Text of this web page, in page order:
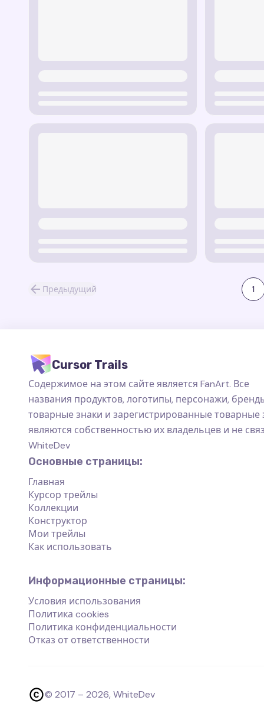
Предыдущий 1
Cursor Trails
Содержимое на этом сайте является FanArt. Все
названия продуктов, логотипы, персонажи,
товарные знаки и зарегистрированные товарные
являются собственностью их владельцев и не
WhiteDev
Основные страницы:
Главная
Курсор трейлы
Коллекции
Конструктор
Мои трейлы
Как использовать
Информационные страницы:
Условия использования
Политика cookies
Политика конфиденциальности
Отказ от ответственности
© 2017 – 2026, WhiteDev